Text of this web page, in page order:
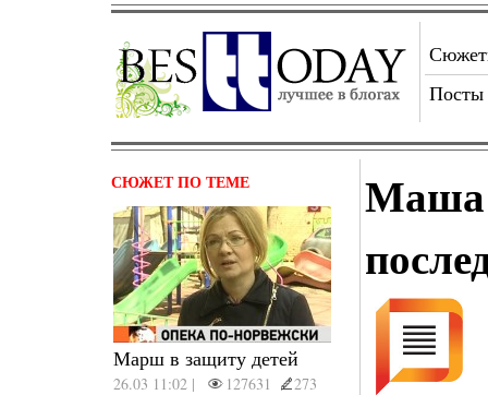
Посты
СЮЖЕТ ПО ТЕМЕ
Марш в защиту детей
26.03 11:02 | 127631
273
Маша